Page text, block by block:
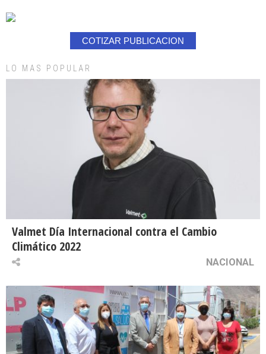
COTIZAR PUBLICACION
LO MAS POPULAR
Valmet Día Internacional contra el Cambio
Climático 2022
NACIONAL